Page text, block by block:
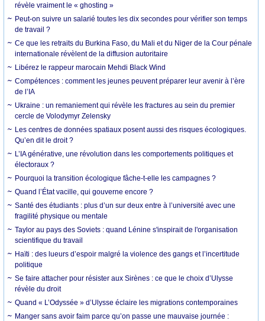
révèle vraiment le « ghosting »
Peut-on suivre un salarié toutes les dix secondes pour vérifier son temps
de travail ?
Ce que les retraits du Burkina Faso, du Mali et du Niger de la Cour pénale
internationale révèlent de la diffusion autoritaire
Libérez le rappeur marocain Mehdi Black Wind
Compétences : comment les jeunes peuvent préparer leur avenir à l’ère
de l’IA
Ukraine : un remaniement qui révèle les fractures au sein du premier
cercle de Volodymyr Zelensky
Les centres de données spatiaux posent aussi des risques écologiques.
Qu’en dit le droit ?
L’IA générative, une révolution dans les comportements politiques et
électoraux ?
Pourquoi la transition écologique fâche-t-elle les campagnes ?
Quand l’État vacille, qui gouverne encore ?
Santé des étudiants : plus d’un sur deux entre à l’université avec une
fragilité physique ou mentale
Taylor au pays des Soviets : quand Lénine s'inspirait de l'organisation
scientifique du travail
Haïti : des lueurs d’espoir malgré la violence des gangs et l’incertitude
politique
Se faire attacher pour résister aux Sirènes : ce que le choix d’Ulysse
révèle du droit
Quand « L’Odyssée » d’Ulysse éclaire les migrations contemporaines
Manger sans avoir faim parce qu’on passe une mauvaise journée :